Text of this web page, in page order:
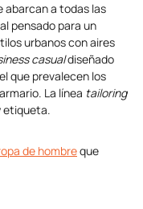
abarcan a todas las
pensado para un
urbanos con aires
casualdiseñado
que prevalecen los
La línea tailoring
etiqueta.
de hombreque